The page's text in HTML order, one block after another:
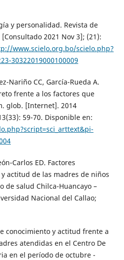
y personalidad. Revista de
2021 Nov 3]; (21):
www.scielo.org.bo/scielo.php?
30322019000100009
Nariño CC, García-Rueda A.
frente a los factores que
glob. [Internet]. 2014
59-70. Disponible en:
Carlos ED. Factores
actitud de las madres de niños
de salud Chilca-Huancayo –
Nacional del Callao;
conocimiento y actitud frente a
atendidas en el Centro De
en el período de octubre -